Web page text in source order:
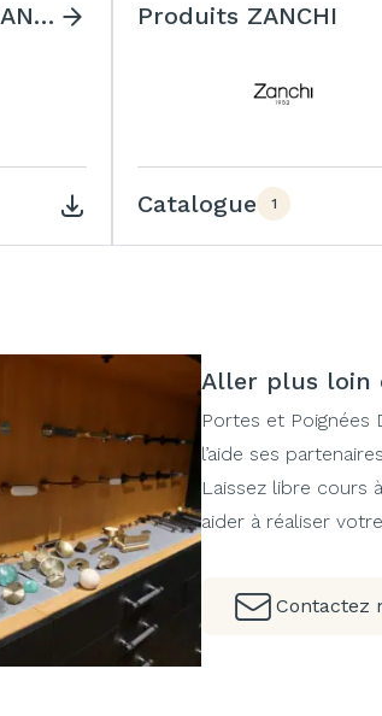
Produits JOLIE HANDLES Produits ZANCHI
Catalogue 1
Aller plus loin
Portes et Poignées
l’aide ses
Laissez libre cours
aider à réaliser
Contactez